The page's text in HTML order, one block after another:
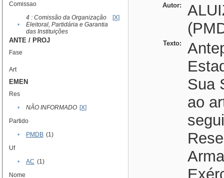
Comissao
•
4 : Comissão da Organização
Eleitoral, Partidária e Garantia
das Instituições
[X]
ANTE / PROJ
Fase
Art
EMEN
Res
•
NÃO INFORMADO [X]
Partido
•
PMDB (1)
Uf
•
AC (1)
Nome
Autor:
Texto:
Sua
ao